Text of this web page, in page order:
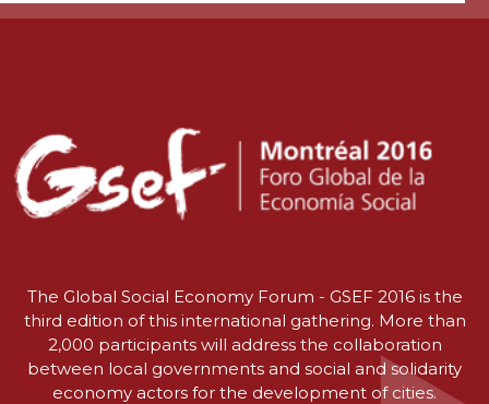
The Global Social Economy Forum - GSEF 2016 is the
third edition of this international gathering. More than
2,000 participants will address the collaboration
between local governments and social and solidarity
economy actors for the development of cities.